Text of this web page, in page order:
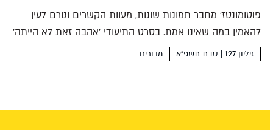
פוטומונטז' מחבר תמונות שונות, מעוות הקשרים וגורם לעין
להאמין במה שאינו אמת. בסרט התיעודי 'אהבה זאת לא הייתה'
הוא משמש אמצעי להעמיד אותנו על מציאות בלתי אפשרית
גיליון 127 | טבת תשפ"א מדורים